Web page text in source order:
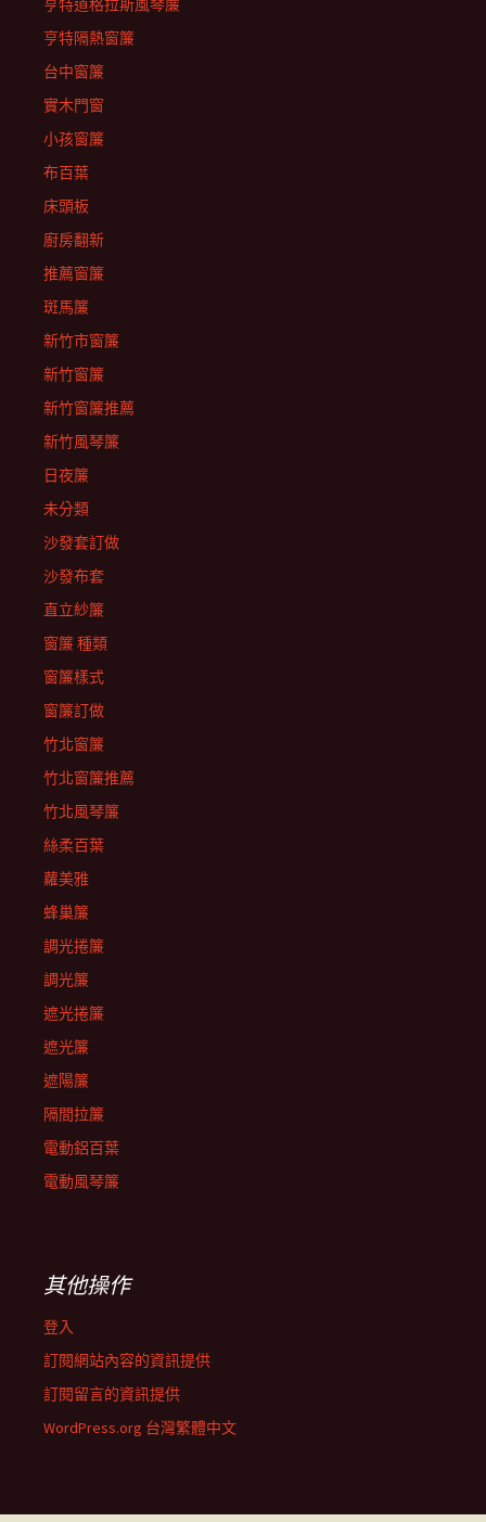
亨特道格拉斯風琴簾
亨特隔熱窗簾
台中窗簾
實木門窗
小孩窗簾
布百葉
床頭板
廚房翻新
推薦窗簾
斑馬簾
新竹市窗簾
新竹窗簾
新竹窗簾推薦
新竹風琴簾
日夜簾
未分類
沙發套訂做
沙發布套
直立紗簾
窗簾 種類
窗簾樣式
窗簾訂做
竹北窗簾
竹北窗簾推薦
竹北風琴簾
絲柔百葉
蘿美雅
蜂巢簾
調光捲簾
調光簾
遮光捲簾
遮光簾
遮陽簾
隔間拉簾
電動鋁百葉
電動風琴簾
其他操作
登入
訂閱網站內容的資訊提供
訂閱留言的資訊提供
WordPress.org 台灣繁體中文